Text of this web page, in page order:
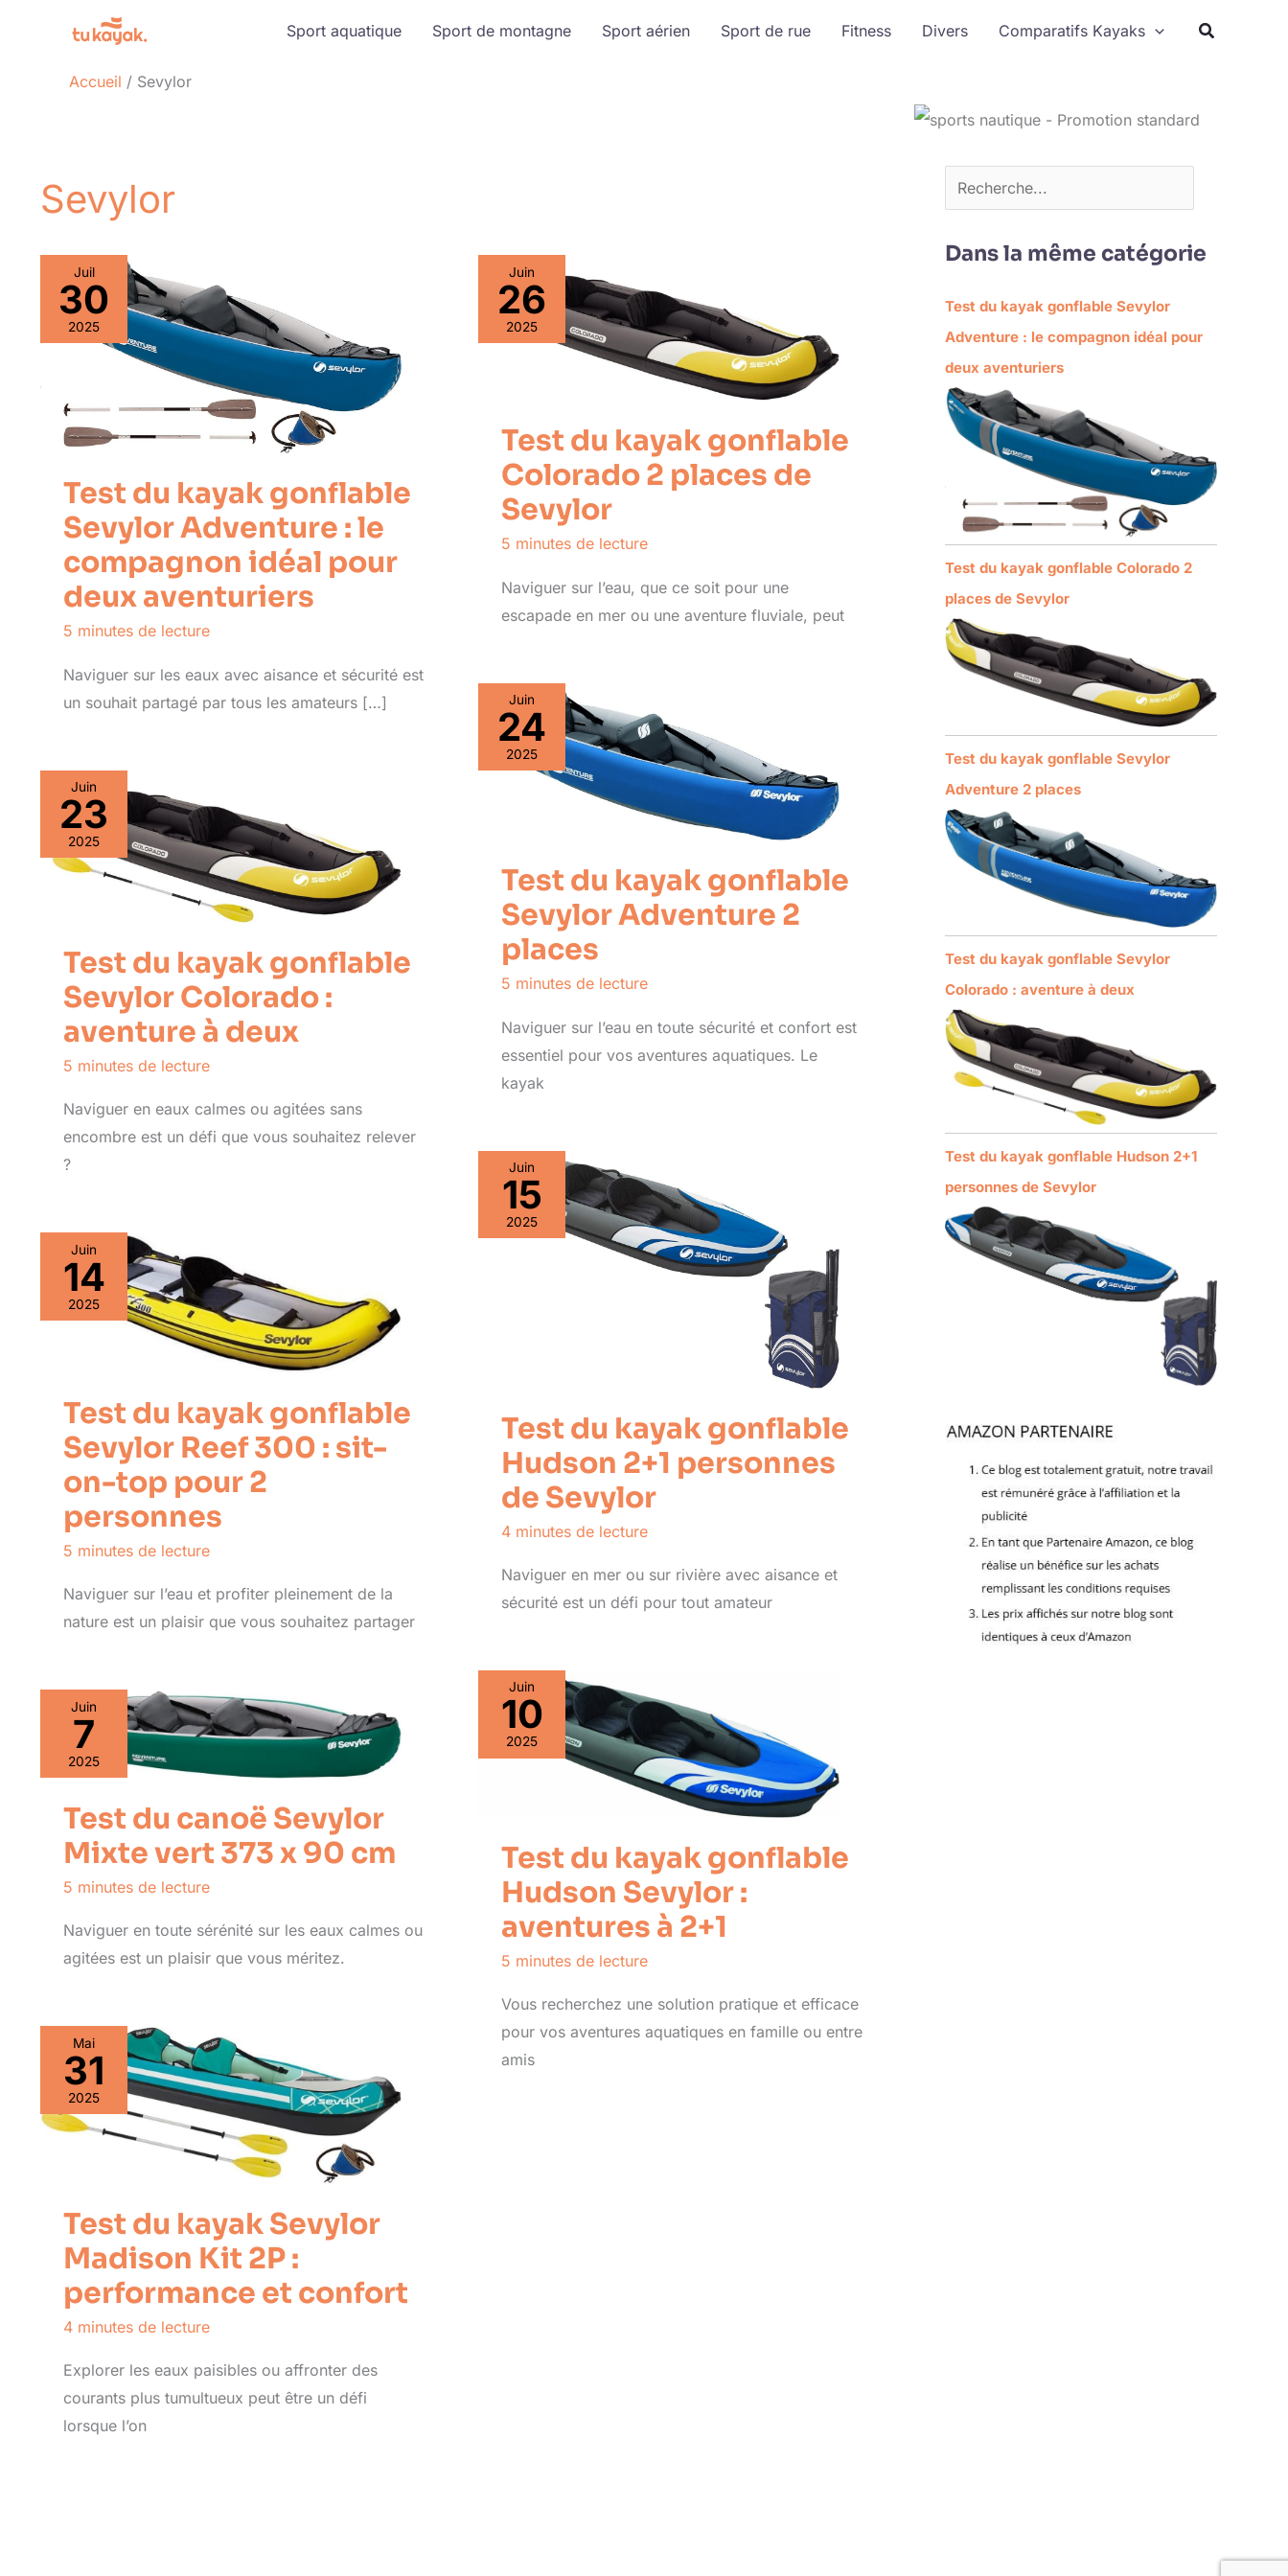
Sport aquatique Sport de montagne Sport aérien Sport de rue Fitness Divers Comparatifs Kayaks
Accueil Sevylor
Sevylor
Juil
30
2025
Test du kayak gonflable
Sevylor Adventure : le
compagnon idéal pour
deux aventuriers
5 minutes de lecture
Naviguer sur les eaux avec aisance et sécurité est
un souhait partagé par tous les amateurs […]
Juin
26
2025
Test du kayak gonflable
Colorado 2 places de
Sevylor
5 minutes de lecture
Naviguer sur l’eau, que ce soit pour une
escapade en mer ou une aventure fluviale, peut
Juin
24
2025
Test du kayak gonflable
Sevylor Adventure 2
places
5 minutes de lecture
Naviguer sur l’eau en toute sécurité et confort est
essentiel pour vos aventures aquatiques. Le
kayak
Juin
23
2025
Test du kayak gonflable
Sevylor Colorado :
aventure à deux
5 minutes de lecture
Naviguer en eaux calmes ou agitées sans
encombre est un défi que vous souhaitez relever
?
Juin
15
2025
Test du kayak gonflable
Hudson 2+1 personnes
de Sevylor
4 minutes de lecture
Naviguer en mer ou sur rivière avec aisance et
sécurité est un défi pour tout amateur
Juin
14
2025
Test du kayak gonflable
Sevylor Reef 300 : sit-
on-top pour 2
personnes
5 minutes de lecture
Naviguer sur l’eau et profiter pleinement de la
nature est un plaisir que vous souhaitez partager
Juin
10
2025
Test du kayak gonflable
Hudson Sevylor :
aventures à 2+1
5 minutes de lecture
Vous recherchez une solution pratique et efficace
pour vos aventures aquatiques en famille ou entre
amis
Juin
7
2025
Test du canoë Sevylor
Mixte vert 373 x 90 cm
5 minutes de lecture
Naviguer en toute sérénité sur les eaux calmes ou
agitées est un plaisir que vous méritez.
Mai
31
2025
Test du kayak Sevylor
Madison Kit 2P :
performance et confort
4 minutes de lecture
Explorer les eaux paisibles ou affronter des
courants plus tumultueux peut être un défi
lorsque l’on
Dans la même catégorie
Test du kayak gonflable Sevylor
Adventure : le compagnon idéal pour
deux aventuriers
Test du kayak gonflable Colorado 2
places de Sevylor
Test du kayak gonflable Sevylor
Adventure 2 places
Test du kayak gonflable Sevylor
Colorado : aventure à deux
Test du kayak gonflable Hudson 2+1
personnes de Sevylor